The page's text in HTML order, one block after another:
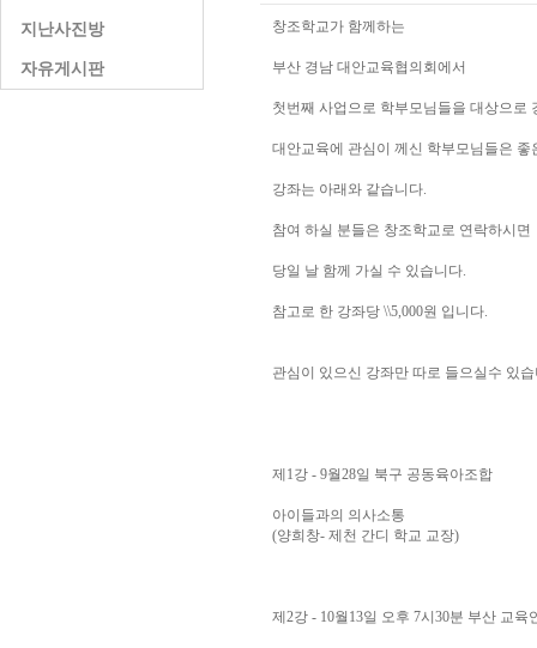
지난사진방
자유게시판
창조학교가 함께하는
부산 경남 대안교육협의회에서
첫번째 사업으로 학부모님들을 대상으로
대안교육에 관심이 께신 학부모님들은 좋
강좌는 아래와 같습니다.
참여 하실 분들은 창조학교로 연락하시면
당일 날 함께 가실 수 있습니다.
참고로 한 강좌당 \\5,000원 입니다.
관심이 있으신 강좌만 따로 들으실수 있
제1강 - 9월28일 북구 공동육아조합
아이들과의 의사소통
(양희창- 제천 간디 학교 교장)
제2강 - 10월13일 오후 7시30분 부산 교육